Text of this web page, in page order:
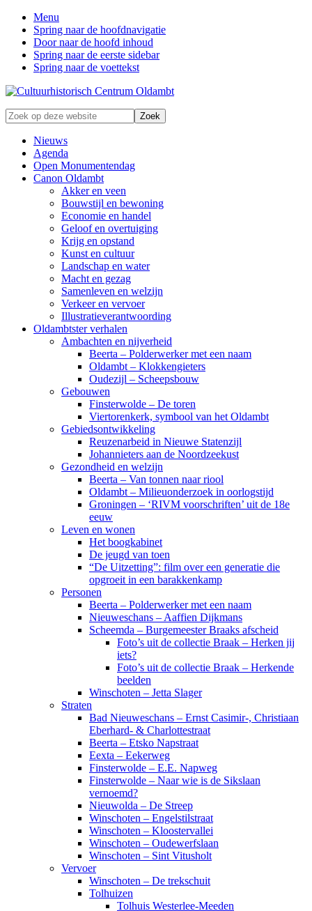
Menu
Spring naar de hoofdnavigatie
Door naar de hoofd inhoud
Spring naar de eerste sidebar
Spring naar de voettekst
Zonder
verleden
geen
toekomst
Zoek
op
deze
website
Nieuws
Agenda
Open Monumentendag
Canon Oldambt
Akker en veen
Bouwstijl en bewoning
Economie en handel
Geloof en overtuiging
Krijg en opstand
Kunst en cultuur
Landschap en water
Macht en gezag
Samenleven en welzijn
Verkeer en vervoer
Illustratieverantwoording
Oldambtster verhalen
Ambachten en nijverheid
Beerta – Polderwerker met een naam
Oldambt – Klokkengieters
Oudezijl – Scheepsbouw
Gebouwen
Finsterwolde – De toren
Viertorenkerk, symbool van het Oldambt
Gebiedsontwikkeling
Reuzenarbeid in Nieuwe Statenzijl
Johannieters aan de Noordzeekust
Gezondheid en welzijn
Beerta – Van tonnen naar riool
Oldambt – Milieuonderzoek in oorlogstijd
Groningen – ‘RIVM voorschriften’ uit de 18e
eeuw
Leven en wonen
Het boogkabinet
De jeugd van toen
“De Uitzetting”: film over een generatie die
opgroeit in een barakkenkamp
Personen
Beerta – Polderwerker met een naam
Nieuweschans – Aaffien Dijkmans
Scheemda – Burgemeester Braaks afscheid
Foto’s uit de collectie Braak – Herken jij
iets?
Foto’s uit de collectie Braak – Herkende
beelden
Winschoten – Jetta Slager
Straten
Bad Nieuweschans – Ernst Casimir-, Christiaan
Eberhard- & Charlottestraat
Beerta – Etsko Napstraat
Eexta – Eekerweg
Finsterwolde – E.E. Napweg
Finsterwolde – Naar wie is de Sikslaan
vernoemd?
Nieuwolda – De Streep
Winschoten – Engelstilstraat
Winschoten – Kloostervallei
Winschoten – Oudewerfslaan
Winschoten – Sint Vitusholt
Vervoer
Winschoten – De trekschuit
Tolhuizen
Tolhuis Westerlee-Meeden